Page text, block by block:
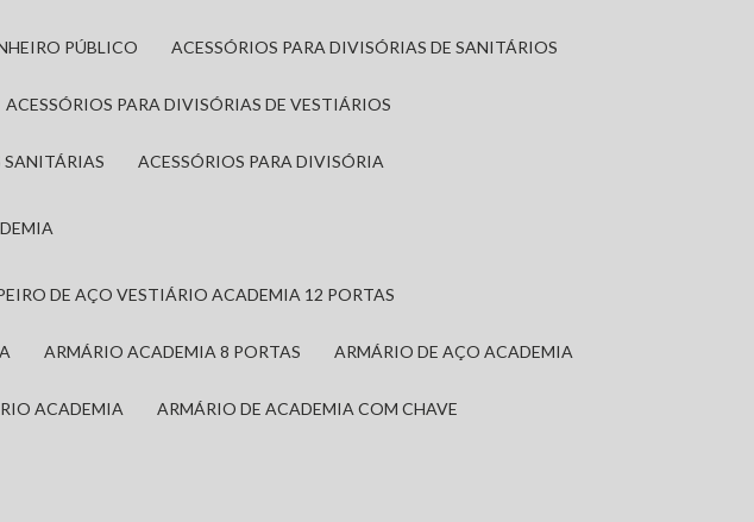
PÚBLICO ACESSÓRIOS PARA DIVISÓRIAS DE SANITÁRIOS
ACESSÓRIOS PARA DIVISÓRIAS DE VESTIÁRIOS
SANITÁRIAS ACESSÓRIOS PARA DIVISÓRIA
DE AÇO VESTIÁRIO ACADEMIA 12 PORTAS
ARMÁRIO ACADEMIA 8 PORTAS ARMÁRIO DE AÇO ACADEMIA
ACADEMIA ARMÁRIO DE ACADEMIA COM CHAVE